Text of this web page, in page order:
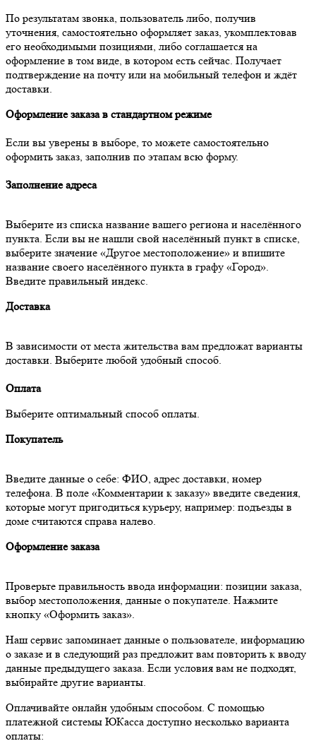
По результатам звонка, пользователь либо, получив
уточнения, самостоятельно оформляет заказ, укомплектовав
его необходимыми позициями, либо соглашается на
оформление в том виде, в котором есть сейчас. Получает
подтверждение на почту или на мобильный телефон и ждёт
доставки.
Оформление заказа в стандартном режиме
Если вы уверены в выборе, то можете самостоятельно
оформить заказ, заполнив по этапам всю форму.
Заполнение адреса
Выберите из списка название вашего региона и населённого
пункта. Если вы не нашли свой населённый пункт в списке,
выберите значение «Другое местоположение» и впишите
название своего населённого пункта в графу «Город».
Введите правильный индекс.
Доставка
В зависимости от места жительства вам предложат варианты
доставки. Выберите любой удобный способ.
Оплата
Выберите оптимальный способ оплаты.
Покупатель
Введите данные о себе: ФИО, адрес доставки, номер
телефона. В поле «Комментарии к заказу» введите сведения,
которые могут пригодиться курьеру, например: подъезды в
доме считаются справа налево.
Оформление заказа
Проверьте правильность ввода информации: позиции заказа,
выбор местоположения, данные о покупателе. Нажмите
кнопку «Оформить заказ».
Наш сервис запоминает данные о пользователе, информацию
о заказе и в следующий раз предложит вам повторить к вводу
данные предыдущего заказа. Если условия вам не подходят,
выбирайте другие варианты.
Оплачивайте онлайн удобным способом. С помощью
платежной системы ЮКасса доступно несколько варианта
оплаты: